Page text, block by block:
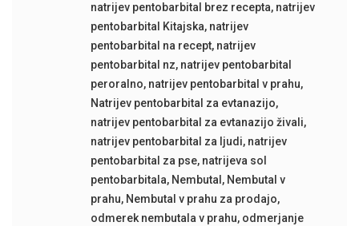
natrijev pentobarbital brez recepta, natrijev
pentobarbital Kitajska, natrijev
pentobarbital na recept, natrijev
pentobarbital nz, natrijev pentobarbital
peroralno, natrijev pentobarbital v prahu,
Natrijev pentobarbital za evtanazijo,
natrijev pentobarbital za evtanazijo živali,
natrijev pentobarbital za ljudi, natrijev
pentobarbital za pse, natrijeva sol
pentobarbitala, Nembutal , Nembutal v
prahu, Nembutal v prahu za prodajo,
odmerek nembutala v prahu, odmerjanje